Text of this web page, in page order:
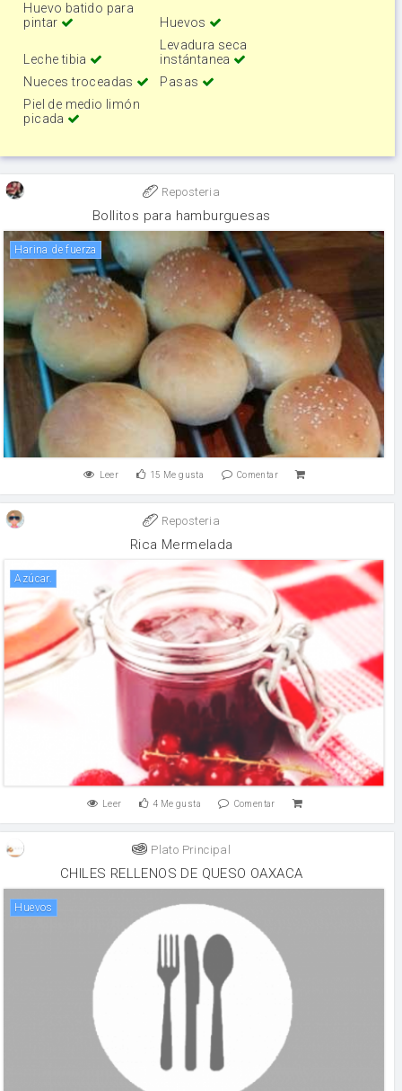
Huevo batido para
pintar
Huevos
Leche tibia
Levadura seca
instántanea
Nueces troceadas
Pasas
Piel de medio limón
picada
Reposteria
Bollitos para hamburguesas
harina de fuerza
Leer 15 Me gusta Comentar
Reposteria
Rica Mermelada
azúcar.
Leer 4 Me gusta Comentar
Plato Principal
CHILES RELLENOS DE QUESO OAXACA
huevos